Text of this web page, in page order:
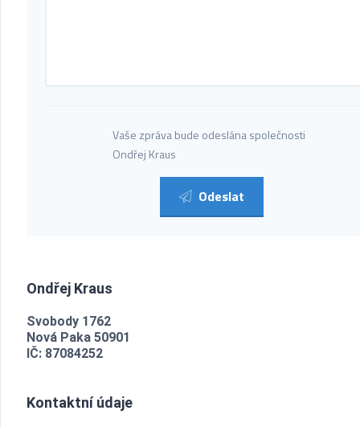
Vaše zpráva bude odeslána společnosti
Ondřej Kraus
Odeslat
Ondřej Kraus
Svobody 1762
Nová Paka 50901
IČ: 87084252
Kontaktní údaje